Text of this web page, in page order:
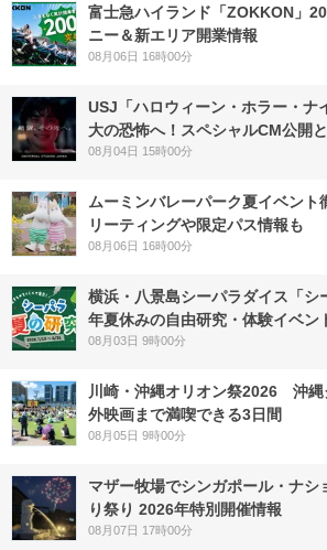
富士急ハイランド「ZOKKON」
ニー＆新エリア開業情報
08月06日 16時00分
USJ「ハロウィーン・ホラー・ナ
大の恐怖へ！スペシャルCM公開
08月04日 15時00分
ムーミンバレーパーク夏イベント
リーティングや限定パス情報も
08月06日 16時00分
横浜・八景島シーパラダイス「シ
年夏休みの自由研究・体験イベン
08月03日 9時00分
川崎・沖縄オリオン祭2026 沖縄
外映画まで満喫できる3日間
08月05日 9時00分
マザー牧場でシンガポール・ナシ
り祭り 2026年特別開催情報
08月07日 17時00分